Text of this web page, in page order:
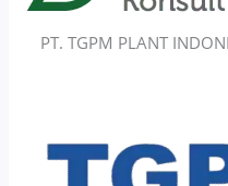
PT. TGPM PLANT